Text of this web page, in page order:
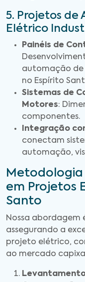
5. Projetos de
Elétrico
Painéis de
automação de
no Espírito
Sistemas de
Motores:
componentes.
Integração
conectam
automação,
Metodologia
em Projetos
Santo
Nossa abordagem
assegurando a
projeto elétrico,
ao mercado
Levantamento